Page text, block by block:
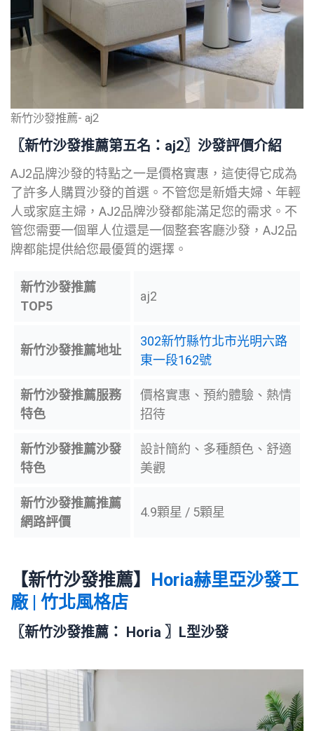
新竹沙發推薦- aj2
〖新竹沙發推薦第五名：aj2〗 沙發評價介紹
AJ2品牌沙發的特點之一是價格實惠，這使得它成為
了許多人購買沙發的首選。不管您是新婚夫婦、年輕
人或家庭主婦，AJ2品牌沙發都能滿足您的需求。不
管您需要一個單人位還是一個整套客廳沙發，AJ2品
牌都能提供給您最優質的選擇。
新竹沙發推薦
TOP5
aj2
新竹沙發推薦地址
302新竹縣竹北市光明六路
東一段162號
新竹沙發推薦服務
特色
價格實惠、預約體驗、熱情
招待
新竹沙發推薦沙發
特色
設計簡約、多種顏色、舒適
美觀
新竹沙發推薦推薦
網路評價
4.9顆星 / 5顆星
【新竹沙發推薦】
Horia赫里亞沙發工
廠 | 竹北風格店
〖新竹沙發推薦 ： Horia 〗L型沙發